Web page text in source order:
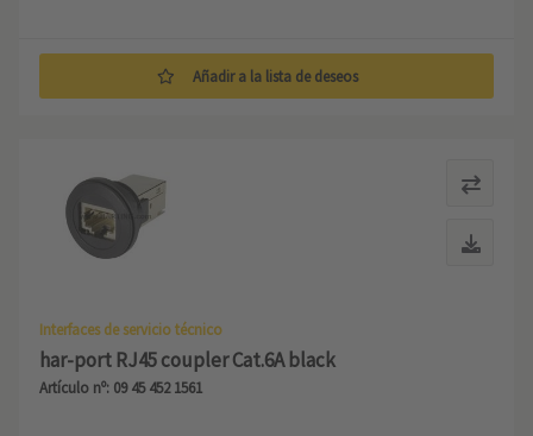
Añadir a la lista de deseos
Interfaces de servicio técnico
har-port RJ45 coupler Cat.6A black
Artículo nº: 09 45 452 1561